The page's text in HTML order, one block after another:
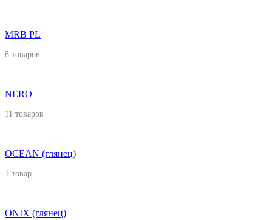
MRB PL
8 товаров
NERO
11 товаров
OCEAN (глянец)
1 товар
ONIX (глянец)